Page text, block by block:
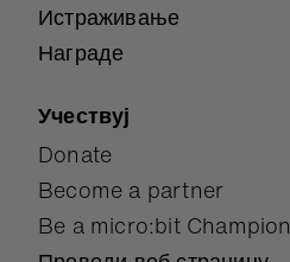
Истраживање
Награде
Учествуј
Donate
Become a partner
Be a micro:bit Champion